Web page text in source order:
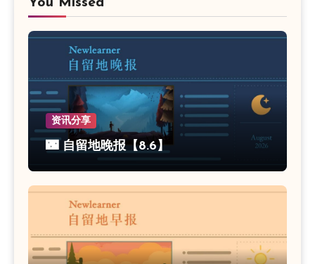
You Missed
资讯分享
🌃 自留地晚报【8.6】